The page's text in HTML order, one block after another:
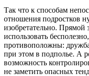
Так что к способам
отношения подростков
изобретательно. Прямой
использовать
противоположны:
при этом в подполье. А
возможность
не заметить опасных